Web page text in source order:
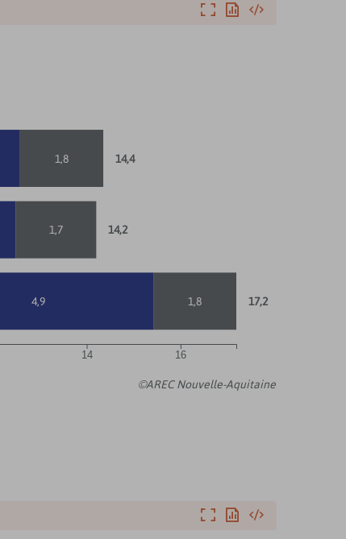
AgrandirExporterIntégrer
©AREC Nouvelle-Aquitaine
14 16
4,9
1,7
1,8
1,8
14,2
14,4
17,2
AgrandirExporterIntégrer